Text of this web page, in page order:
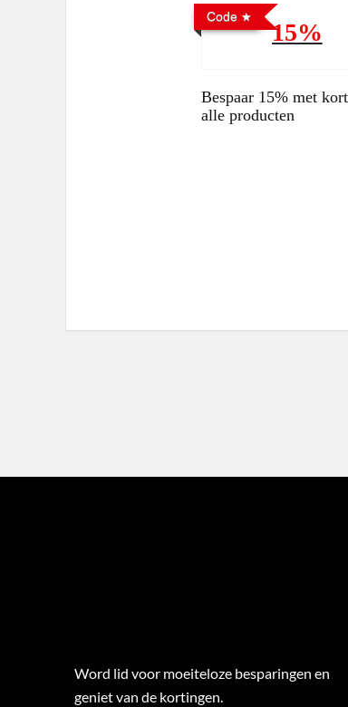
Code
15%
Bespaar 15% met
alle producten
Word lid voor moeiteloze besparingen en
geniet van de kortingen.